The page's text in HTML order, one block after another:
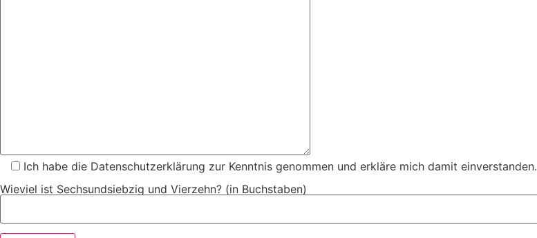
Ich habe die Datenschutzerklärung zur Kenntnis genommen und erkläre mich damit einverstanden.
Wieviel ist Sechsundsiebzig und Vierzehn? (in Buchstaben)